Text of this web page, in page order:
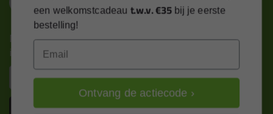
Nieuws, tips en exclusieve deals rechtstreeks in je
inbox
Inschrijven
een welkomstcadeau t.w.v. €35 bij je eerste
bestelling!
Ontvang de actiecode ›